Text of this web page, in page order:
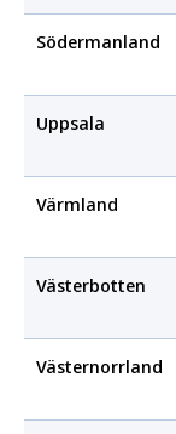
Södermanland
Uppsala
Värmland
Västerbotten
Västernorrland